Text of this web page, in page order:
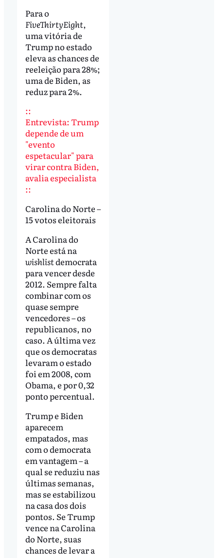
Para o
FiveThirtyEight,
uma vitória de
Trump no estado
eleva as chances de
reeleição para 28%;
uma de Biden, as
reduz para 2%.
::
Entrevista: Trump
depende de um
"evento
espetacular" para
virar contra Biden,
avalia especialista
::
Carolina do Norte –
15 votos eleitorais
A Carolina do
Norte está na
wishlistdemocrata
para vencer desde
2012. Sempre falta
combinar com os
quase sempre
vencedores – os
republicanos, no
caso. A última vez
que os democratas
levaram o estado
foi em 2008, com
Obama, e por 0,32
ponto percentual.
Trump e Biden
aparecem
empatados, mas
com o democrata
em vantagem – a
qual se reduziu nas
últimas semanas,
mas se estabilizou
na casa dos dois
pontos. Se Trump
vence na Carolina
do Norte, suas
chances de levar a